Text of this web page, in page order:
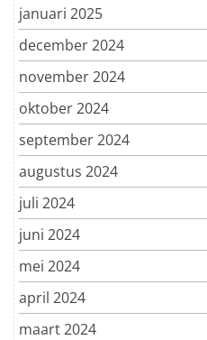
januari 2025
december 2024
november 2024
oktober 2024
september 2024
augustus 2024
juli 2024
juni 2024
mei 2024
april 2024
maart 2024